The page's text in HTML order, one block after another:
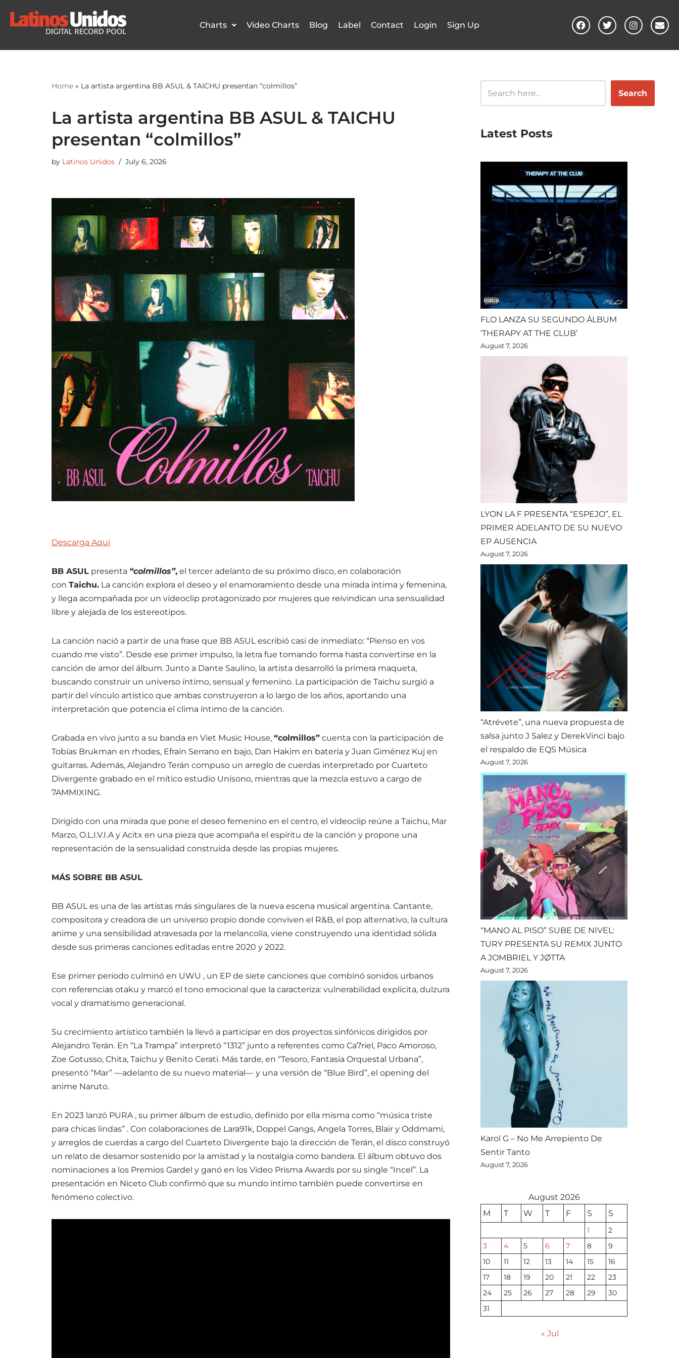
Skip
Charts Video Charts Blog Label Contact Login Sign Up
Home » La artista argentina BB ASUL & TAICHU presentan “colmillos”
La artista argentina BB ASUL & TAICHU
presentan “colmillos”
by Latinos Unidos July 6, 2026
Descarga Aqui
BB ASUL presenta “colmillos”, el tercer adelanto de su próximo disco, en colaboración
con Taichu. La canción explora el deseo y el enamoramiento desde una mirada íntima y femenina,
y llega acompañada por un videoclip protagonizado por mujeres que reivindican una sensualidad
libre y alejada de los estereotipos.
La canción nació a partir de una frase que BB ASUL escribió casi de inmediato: “Pienso en vos
cuando me visto”. Desde ese primer impulso, la letra fue tomando forma hasta convertirse en la
canción de amor del álbum. Junto a Dante Saulino, la artista desarrolló la primera maqueta,
buscando construir un universo íntimo, sensual y femenino. La participación de Taichu surgió a
partir del vínculo artístico que ambas construyeron a lo largo de los años, aportando una
interpretación que potencia el clima íntimo de la canción.
Grabada en vivo junto a su banda en Viet Music House, “colmillos” cuenta con la participación de
Tobías Brukman en rhodes, Efraín Serrano en bajo, Dan Hakim en batería y Juan Giménez Kuj en
guitarras. Además, Alejandro Terán compuso un arreglo de cuerdas interpretado por Cuarteto
Divergente grabado en el mítico estudio Unísono, mientras que la mezcla estuvo a cargo de
7AMMIXING.
Dirigido con una mirada que pone el deseo femenino en el centro, el videoclip reúne a Taichu, Mar
Marzo, O.L.I.V.I.A y Acitx en una pieza que acompaña el espíritu de la canción y propone una
representación de la sensualidad construida desde las propias mujeres.
MÁS SOBRE BB ASUL
BB ASUL es una de las artistas más singulares de la nueva escena musical argentina. Cantante,
compositora y creadora de un universo propio donde conviven el R&B, el pop alternativo, la cultura
anime y una sensibilidad atravesada por la melancolía, viene construyendo una identidad sólida
desde sus primeras canciones editadas entre 2020 y 2022.
Ese primer período culminó en UWU , un EP de siete canciones que combinó sonidos urbanos
con referencias otaku y marcó el tono emocional que la caracteriza: vulnerabilidad explícita, dulzura
vocal y dramatismo generacional.
Su crecimiento artístico también la llevó a participar en dos proyectos sinfónicos dirigidos por
Alejandro Terán. En “La Trampa” interpretó “1312” junto a referentes como Ca7riel, Paco Amoroso,
Zoe Gotusso, Chita, Taichu y Benito Cerati. Más tarde, en “Tesoro, Fantasía Orquestal Urbana”,
presentó “Mar” —adelanto de su nuevo material— y una versión de “Blue Bird”, el opening del
anime Naruto.
En 2023 lanzó PURA , su primer álbum de estudio, definido por ella misma como “música triste
para chicas lindas” . Con colaboraciones de Lara91k, Doppel Gangs, Angela Torres, Blair y Oddmami,
y arreglos de cuerdas a cargo del Cuarteto Divergente bajo la dirección de Terán, el disco construyó
un relato de desamor sostenido por la amistad y la nostalgia como bandera. El álbum obtuvo dos
nominaciones a los Premios Gardel y ganó en los Video Prisma Awards por su single “Incel”. La
presentación en Niceto Club confirmó que su mundo íntimo también puede convertirse en
fenómeno colectivo.
Search
Latest Posts
FLO LANZA SU SEGUNDO ÁLBUM
‘THERAPY AT THE CLUB’
August 7, 2026
LYON LA F PRESENTA “ESPEJO”, EL
PRIMER ADELANTO DE SU NUEVO
EP AUSENCIA
August 7, 2026
“Atrévete”, una nueva propuesta de
salsa junto J Salez y DerekVinci bajo
el respaldo de EQS Música
August 7, 2026
“MANO AL PISO” SUBE DE NIVEL:
TURY PRESENTA SU REMIX JUNTO
A JOMBRIEL Y JØTTA
August 7, 2026
Karol G – No Me Arrepiento De
Sentir Tanto
August 7, 2026
August 2026
M
T W T F S S
1
2
3
4 5 6 7 8
9
10
11 12 13 14 15
16
17
18 19 20 21 22
23
24
25 26 27 28 29
30
31
« Jul